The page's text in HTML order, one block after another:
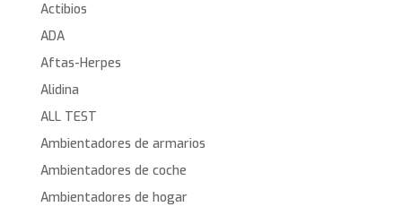
Actibios
ADA
Aftas-Herpes
Alidina
ALL TEST
Ambientadores de armarios
Ambientadores de coche
Ambientadores de hogar